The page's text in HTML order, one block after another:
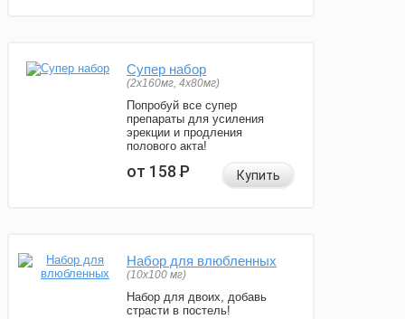
Супер набор
(2х160мг, 4х80мг)
Попробуй все супер
препараты для усиления
эрекции и продления
полового акта!
от 158Р Купить
Набор для влюбленных
(10х100 мг)
Набор для двоих, добавь
страсти в постель!